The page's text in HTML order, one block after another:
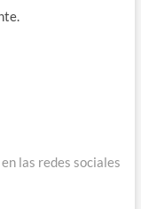
las redes sociales